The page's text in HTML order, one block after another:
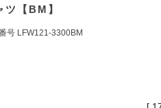
ツ【BM】
号 LFW121-3300BM